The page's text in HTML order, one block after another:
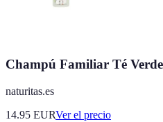
Champú Familiar Té
naturitas.es
14.95 EURVer el precio